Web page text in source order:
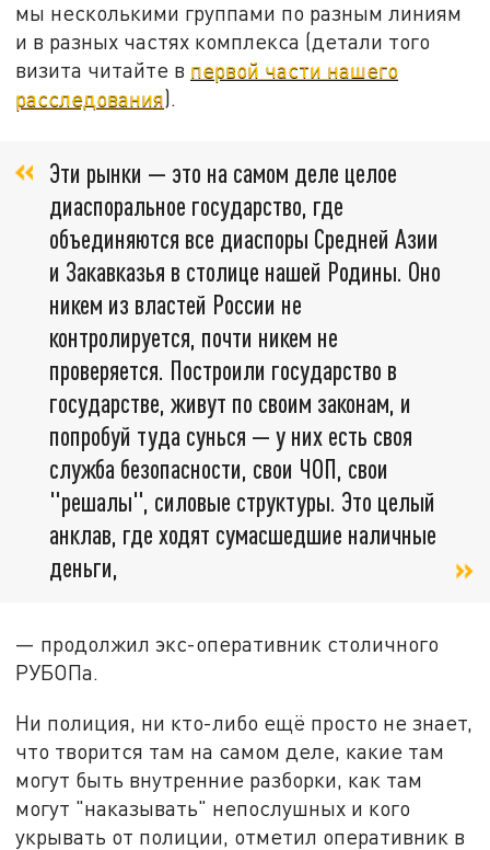
мы несколькими группами по разным линиям
и в разных частях комплекса (детали того
визита читайте в первой части нашего
расследования).
Эти рынки — это на самом деле целое
диаспоральное государство, где
объединяются все диаспоры Средней Азии
и Закавказья в столице нашей Родины. Оно
никем из властей России не
контролируется, почти никем не
проверяется. Построили государство в
государстве, живут по своим законам, и
попробуй туда сунься — у них есть своя
служба безопасности, свои ЧОП, свои
"решалы", силовые структуры. Это целый
анклав, где ходят сумасшедшие наличные
деньги,
— продолжил экс-оперативник столичного
РУБОПа.
Ни полиция, ни кто-либо ещё просто не знает,
что творится там на самом деле, какие там
могут быть внутренние разборки, как там
могут "наказывать" непослушных и кого
укрывать от полиции, отметил оперативник в